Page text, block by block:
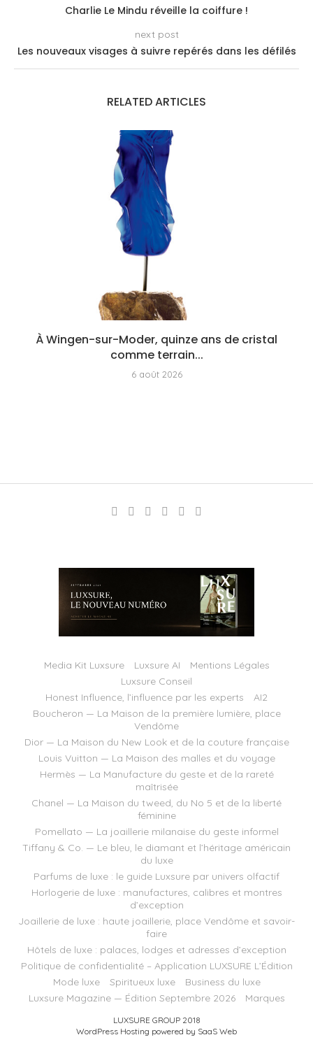
Charlie Le Mindu réveille la coiffure !
next post
Les nouveaux visages à suivre repérés dans les défilés
RELATED ARTICLES
À Wingen-sur-Moder, quinze ans de cristal
comme terrain...
6 août 2026
Media Kit Luxsure Luxsure AI
Mentions Légales
Luxsure Conseil
Honest Influence, l’influence par les experts
AI2
Boucheron — La Maison de la première lumière, place
Vendôme
Dior — La Maison du New Look et de la couture française
Louis Vuitton — La Maison des malles et du voyage
Hermès — La Manufacture du geste et de la rareté
maîtrisée
Chanel — La Maison du tweed, du No 5 et de la liberté
féminine
Pomellato — La joaillerie milanaise du geste informel
Tiffany & Co. — Le bleu, le diamant et l’héritage américain
du luxe
Parfums de luxe : le guide Luxsure par univers olfactif
Horlogerie de luxe : manufactures, calibres et montres
d’exception
Joaillerie de luxe : haute joaillerie, place Vendôme et savoir-
faire
Hôtels de luxe : palaces, lodges et adresses d’exception
Politique de confidentialité – Application LUXSURE L’Édition
Mode luxe
Spiritueux luxe
Business du luxe
Luxsure Magazine — Édition Septembre 2026
Marques
LUXSURE GROUP 2018
WordPress Hosting powered by SaaS Web